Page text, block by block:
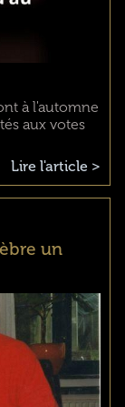
à l'automne
aux votes
Lire l'article >
un